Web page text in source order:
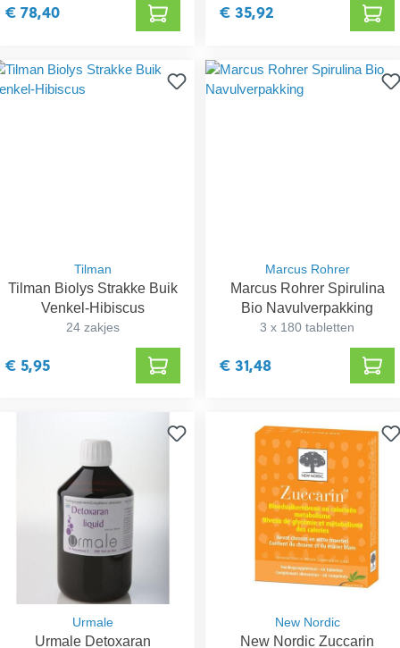
€ 78,40 € 35,92
Tilman
Tilman Biolys Strakke Buik
Venkel-Hibiscus
24 zakjes
€ 5,95
Marcus Rohrer
Marcus Rohrer Spirulina
Bio Navulverpakking
3 x 180 tabletten
€ 31,48
Urmale
Urmale Detoxaran
New Nordic
New Nordic Zuccarin